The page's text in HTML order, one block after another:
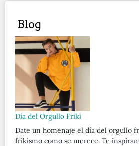
Blog
Día del Orgullo Friki
Date un homenaje el día del orgullo
frikismo como se merece. Te